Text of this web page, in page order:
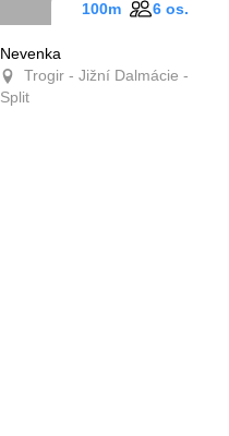
Nevenka
Trogir - Jižní Dalmácie -
Split
100m 6 os.